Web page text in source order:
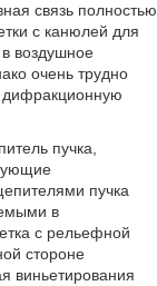
связь полностью
с канюлей для
воздушное
очень трудно
дифракционную
пучка,
пучка
в
с рельефной
стороне
виньетирования